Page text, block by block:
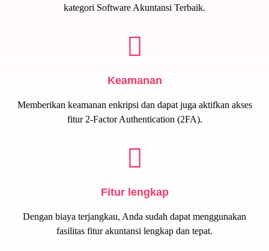
kategori Software Akuntansi Terbaik.
Keamanan
Memberikan keamanan enkripsi dan dapat juga aktifkan akses
fitur 2-Factor Authentication (2FA).
Fitur lengkap
Dengan biaya terjangkau, Anda sudah dapat menggunakan
fasilitas fitur akuntansi lengkap dan tepat.